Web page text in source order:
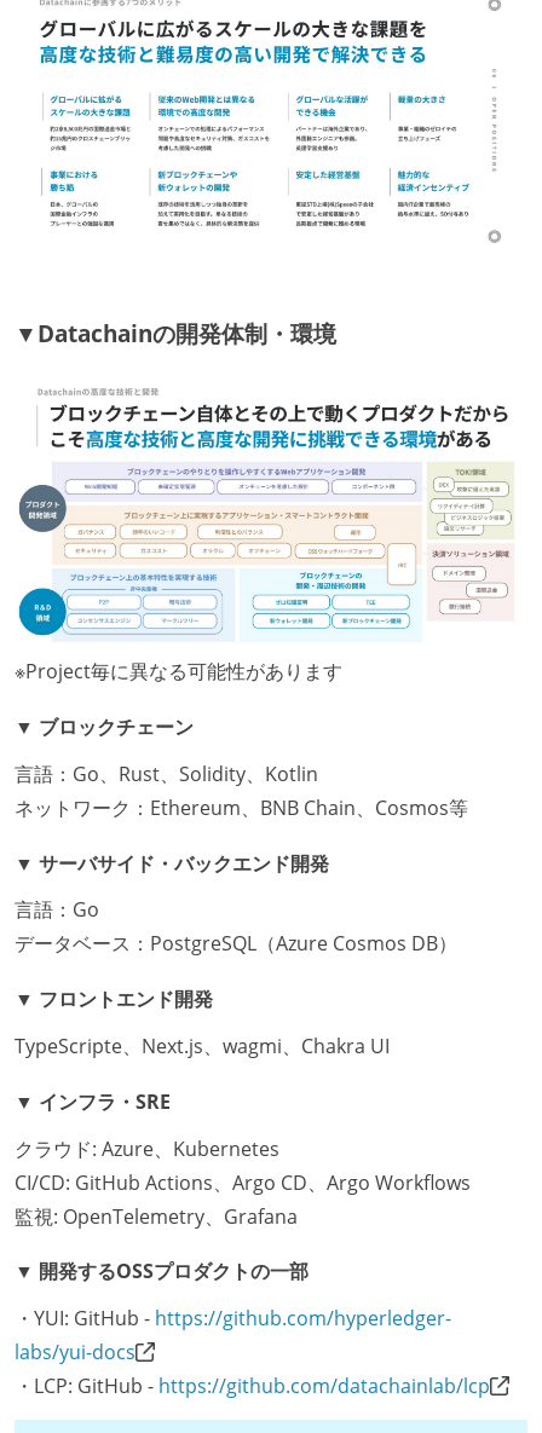
▼Datachainの開発体制・環境
※Project毎に異なる可能性があります
▼ ブロックチェーン
言語：Go、Rust、Solidity、Kotlin
ネットワーク：Ethereum、BNB Chain、Cosmos等
▼ サーバサイド・バックエンド開発
言語：Go
データベース：PostgreSQL（Azure Cosmos DB）
▼ フロントエンド開発
TypeScripte、Next.js、wagmi、Chakra UI
▼ インフラ・SRE
クラウド: Azure、Kubernetes
CI/CD: GitHub Actions、Argo CD、Argo Workflows
監視: OpenTelemetry、Grafana
▼ 開発するOSSプロダクトの一部
・YUI: GitHub - https://github.com/hyperledger-
labs/yui-docs
・LCP: GitHub - https://github.com/datachainlab/lcp